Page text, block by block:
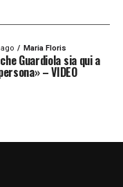
Maria Floris
Guardiola sia qui a
– VIDEO